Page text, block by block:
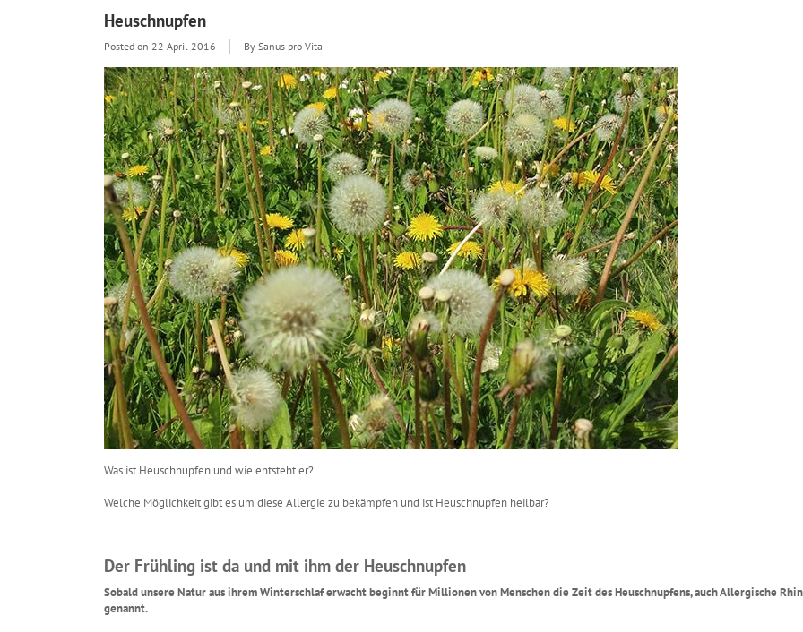
Heuschnupfen
Posted on 22 April 2016 By Sanus pro Vita
Was ist Heuschnupfen und wie entsteht er?
Welche Möglichkeit gibt es um diese Allergie zu bekämpfen und ist Heuschnupfen heilbar?
Der Frühling ist da und mit ihm der Heuschnupfen
Sobald unsere Natur aus ihrem Winterschlaf erwacht beginnt für Millionen von Menschen die Zeit des Heuschnupfens, auch Allergische
genannt.